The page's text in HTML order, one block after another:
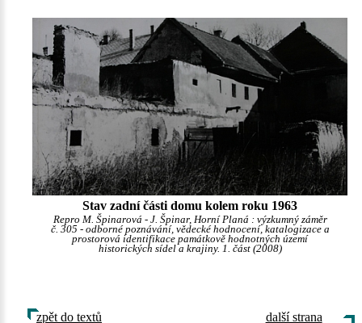
Stav zadní části domu kolem roku 1963
Repro M. Špinarová - J. Špinar, Horní Planá : výzkumný záměr
č. 305 - odborné poznávání, vědecké hodnocení, katalogizace a
prostorová identifikace památkově hodnotných území
historických sídel a krajiny. 1. část (2008)
zpět do textů další strana